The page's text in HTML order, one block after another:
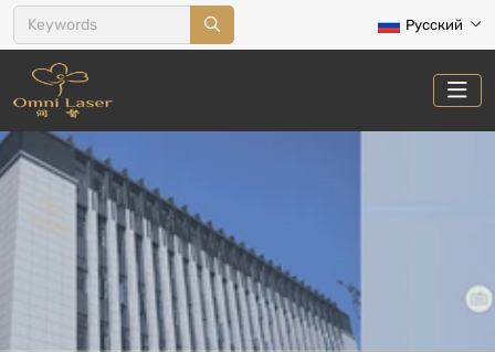
Русский